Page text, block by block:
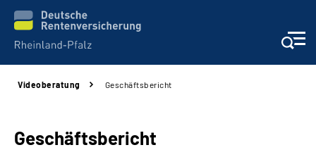
Unsere Leistungen
Beratung
Videoberatung Geschäftsbericht
Geschäftsbericht